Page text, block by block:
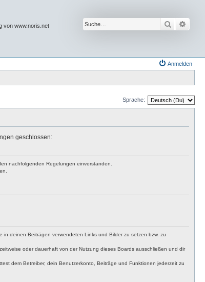
von www.noris.net Suche
Anmelden
Sprache:
geschlossen:
nachfolgenden Regelungen einverstanden.
deinen Beiträgen verwendeten Links und Bilder zu setzen bzw. zu
oder dauerhaft von der Nutzung dieses Boards ausschließen und dir
dem Betreiber, dein Benutzerkonto, Beiträge und Funktionen jederzeit zu